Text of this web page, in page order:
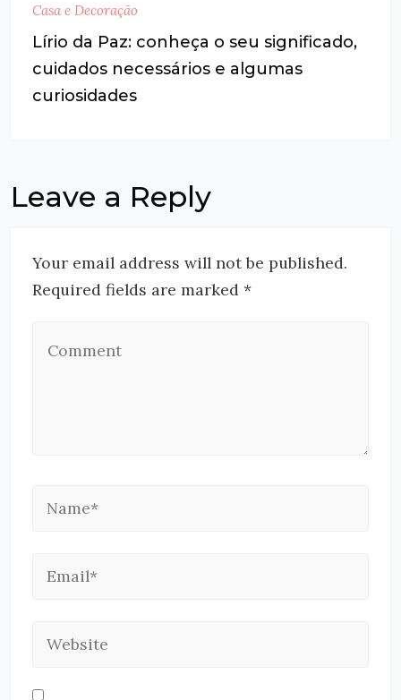
Casa e Decoração
Lírio da Paz: conheça o seu significado,
cuidados necessários e algumas
curiosidades
Leave a Reply
Your email address will not be published.
Required fields are marked *